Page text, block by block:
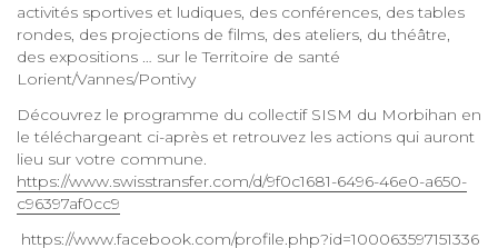
activités sportives et ludiques, des conférences, des tables
rondes, des projections de films, des ateliers, du théâtre,
des expositions … sur le Territoire de santé
Lorient/Vannes/Pontivy
Découvrez le programme du collectif SISM du Morbihan en
le téléchargeant ci-après et retrouvez les actions qui auront
lieu sur votre commune.
https://www.swisstransfer.com/d/9f0c1681-6496-46e0-a650-
c96397af0cc9
https://www.facebook.com/profile.php?id=100063597151336